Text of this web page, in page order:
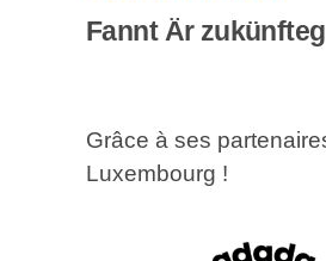
Fannt Är
Grâce à ses
Luxembourg !